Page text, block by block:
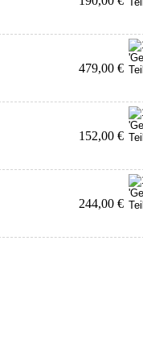
479,00 €
152,00 €
244,00 €